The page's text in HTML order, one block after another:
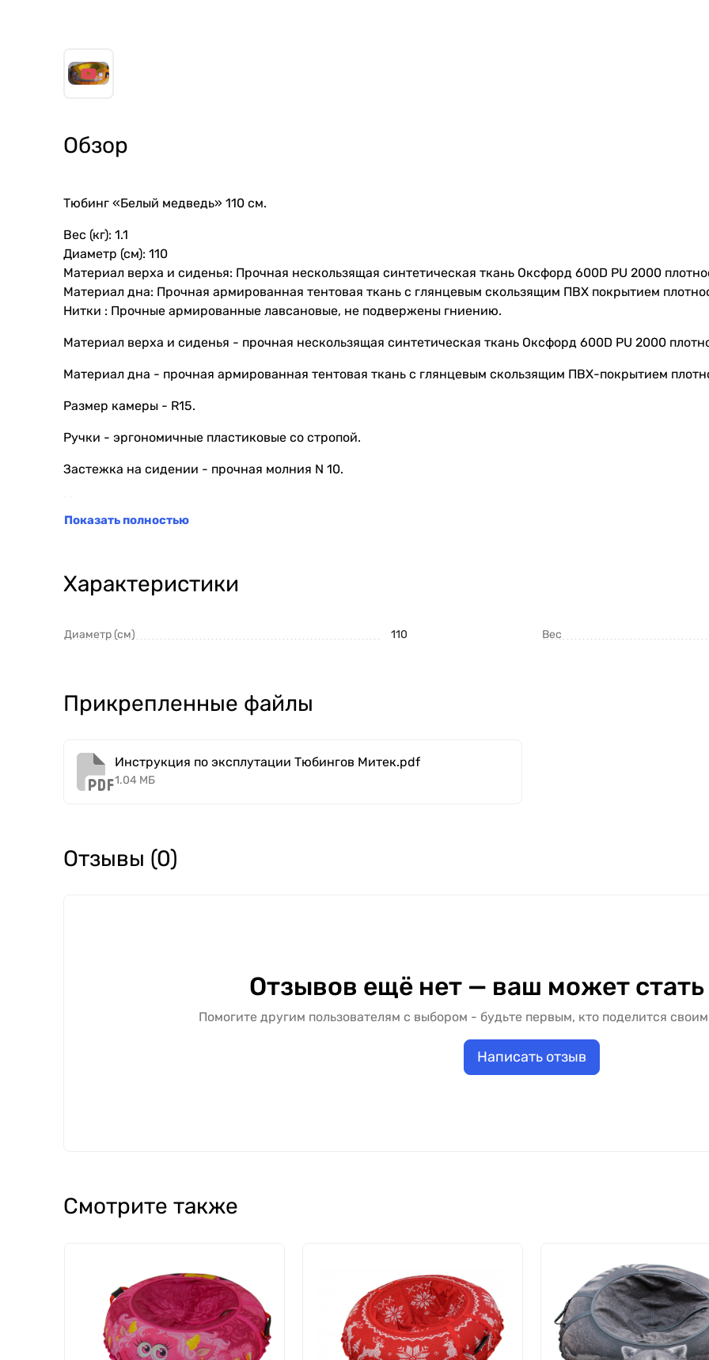
Обзор
Тюбинг «Белый медведь» 110 см.
Вес (кг): 1.1
Диаметр (см): 110
Материал верха и сиденья: Прочная нескользящая синтетическая ткань Оксфорд 600D PU 2000
Материал дна: Прочная армированная тентовая ткань с глянцевым скользящим ПВХ покрытием
Нитки : Прочные армированные лавсановые, не подвержены гниению.
Материал верха и сиденья - прочная нескользящая синтетическая ткань Оксфорд 600D PU 2000
Материал дна - прочная армированная тентовая ткань с глянцевым скользящим ПВХ-покрытием
Размер камеры - R15.
Ручки - эргономичные пластиковые со стропой.
Застежка на сидении - прочная молния N 10.
© Copyright (Компания Митек) - Все права защищены.
Показать полностью
Характеристики
Диаметр (см) 110 Вес
Прикрепленные файлы
Инструкция по эксплутации Тюбингов Митек.pdf
1.04 МБ
Отзывы (0)
Отзывов ещё нет — ваш может
Помогите другим пользователям с выбором - будьте первым, кто поделится
Написать отзыв
Смотрите также